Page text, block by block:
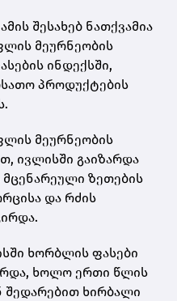
შესახებ ნათქვამია
მეურნეობის
ინდექსში,
პროდუქტების
მეურნეობის
ივლისში გაიზარდა
ზეთების
და რძის
ხორბლის ფასები
ხოლო ერთი წლის
შედარებით ხირბალი